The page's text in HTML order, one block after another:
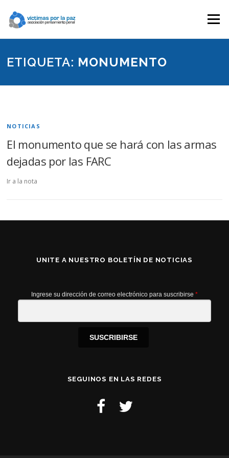
contenido
Menú
ETIQUETA: MONUMENTO
NOTICIAS
El monumento que se hará con las armas
dejadas por las FARC
Ir a la nota
UNITE A NUESTRO BOLETÍN DE NOTICIAS
Ingrese su dirección de correo electrónico para suscribirse *
SUSCRIBIRSE
SEGUINOS EN LAS REDES